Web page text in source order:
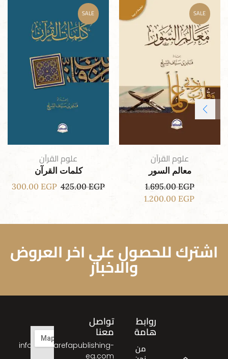
SALE
علوم القرآن
معالم السور
1.695.00EGP
1.200.00 EGP
SALE
علوم القرآن
كلمات القرآن
425.00EGP
300.00 EGP
اشترك للحصول علي اخر العروض
والاخبار
روابط
هامة
من
تواصل
معنا
info@almarefapublishing-
eg.com